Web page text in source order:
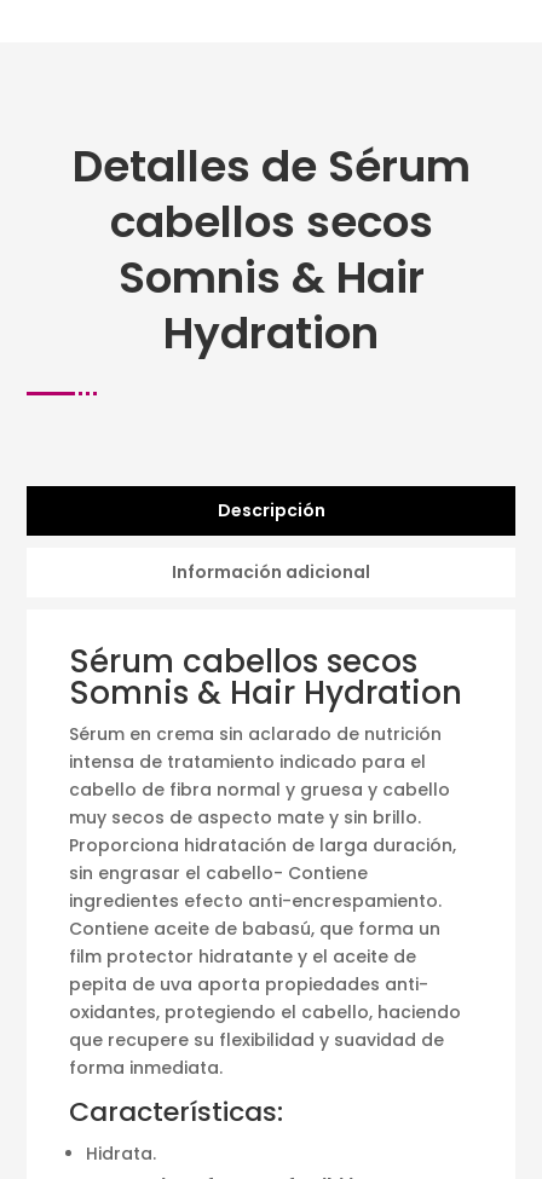
Detalles de Sérum
cabellos secos
Somnis & Hair
Hydration
Descripción
Información adicional
Sérum cabellos secos
Somnis & Hair Hydration
Sérum en crema sin aclarado de nutrición
intensa de tratamiento indicado para el
cabello de fibra normal y gruesa y cabello
muy secos de aspecto mate y sin brillo.
Proporciona hidratación de larga duración,
sin engrasar el cabello- Contiene
ingredientes efecto anti-encrespamiento.
Contiene aceite de babasú, que forma un
film protector hidratante y el aceite de
pepita de uva aporta propiedades anti-
oxidantes, protegiendo el cabello, haciendo
que recupere su flexibilidad y suavidad de
forma inmediata.
Características:
Hidrata.